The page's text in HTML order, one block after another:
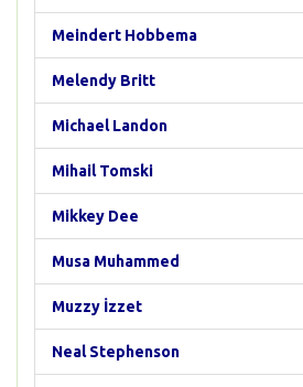
Meindert Hobbema
Melendy Britt
Michael Landon
Mihail Tomski
Mikkey Dee
Musa Muhammed
Muzzy İzzet
Neal Stephenson